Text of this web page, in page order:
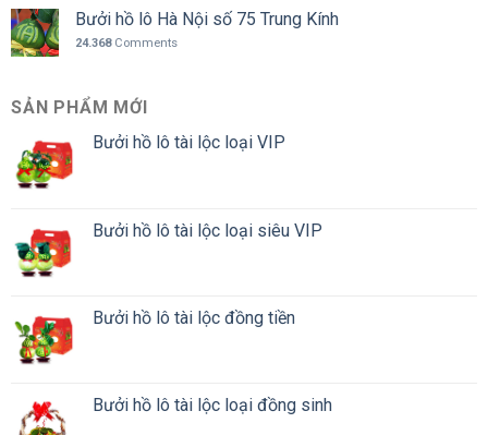
Bưởi hồ lô Hà Nội số 75 Trung Kính
24.368Comments
SẢN PHẨM MỚI
Bưởi hồ lô tài lộc loại VIP
Bưởi hồ lô tài lộc loại siêu VIP
Bưởi hồ lô tài lộc đồng tiền
Bưởi hồ lô tài lộc loại đồng sinh